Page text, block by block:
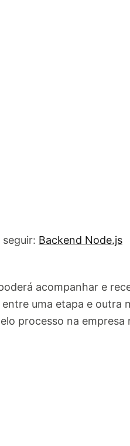
Backend Node.js
acompanhar e
entre uma etapa e outra
processo na empresa